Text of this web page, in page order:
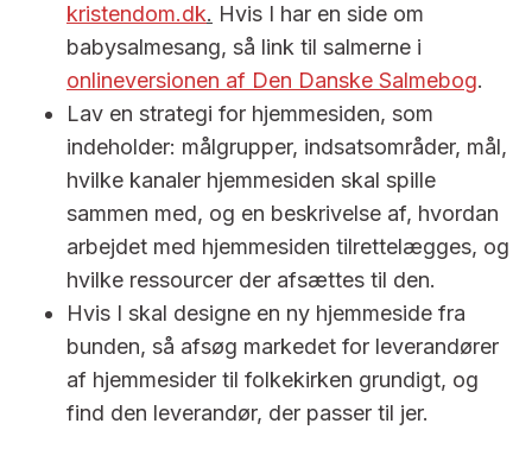
kristendom.dk. Hvis I har en side om
babysalmesang, så link til salmerne i
onlineversionen af Den Danske Salmebog.
Lav en strategi for hjemmesiden, som
indeholder: målgrupper, indsatsområder, mål,
hvilke kanaler hjemmesiden skal spille
sammen med, og en beskrivelse af, hvordan
arbejdet med hjemmesiden tilrettelægges, og
hvilke ressourcer der afsættes til den.
Hvis I skal designe en ny hjemmeside fra
bunden, så afsøg markedet for leverandører
af hjemmesider til folkekirken grundigt, og
find den leverandør, der passer til jer.